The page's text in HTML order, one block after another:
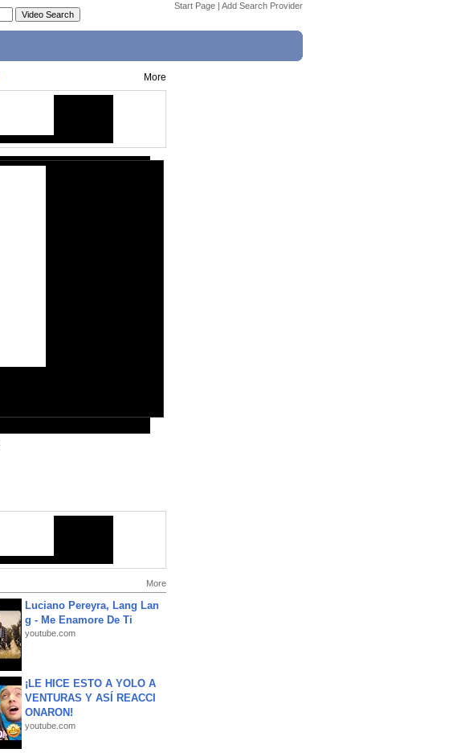
Start Page | Add Search Provider
More
More
Luciano Pereyra, Lang Lan
g - Me Enamore De Ti
youtube.com
¡LE HICE ESTO A YOLO A
VENTURAS Y ASÍ REACCI
ONARON!
youtube.com